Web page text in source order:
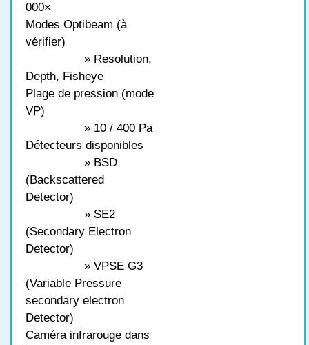
000×
Modes Optibeam (à
vérifier)
» Resolution,
Depth, Fisheye
Plage de pression (mode
VP)
» 10 / 400 Pa
Détecteurs disponibles
» BSD
(Backscattered
Detector)
» SE2
(Secondary Electron
Detector)
» VPSE G3
(Variable Pressure
secondary electron
Detector)
Caméra infrarouge dans